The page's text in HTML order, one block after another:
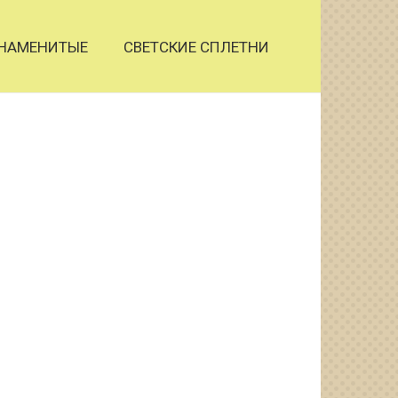
СВЕТСКИЕ СПЛЕТНИ